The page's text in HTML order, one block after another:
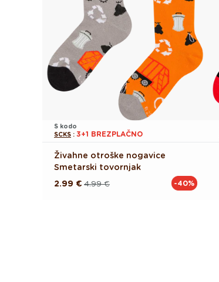
S kodo
SCKS : 3+1 BREZPLAČNO
Živahne otroške nogavice
Smetarski tovornjak
Redna 4.99 €
Akcijska
2.99 € -40%